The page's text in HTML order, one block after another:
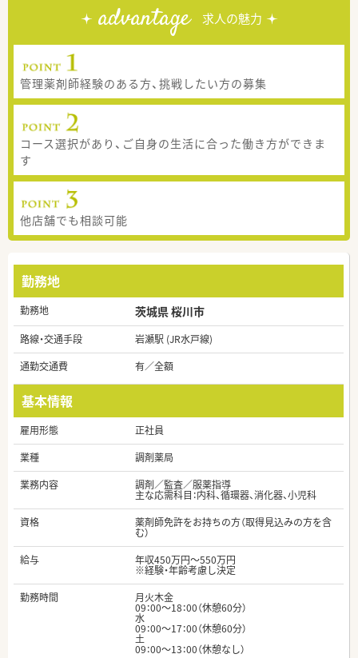
advantage 求人の魅力
管理薬剤師経験のある方、挑戦したい方の募集
コース選択があり、ご自身の生活に合った働き方ができま
す
他店舗でも相談可能
勤務地
勤務地 茨城県 桜川市
路線・交通手段
岩瀬駅 (JR水戸線)
通勤交通費
有／全額
基本情報
雇用形態
正社員
業種
調剤薬局
業務内容
調剤／監査／服薬指導
主な応需科目：内科、循環器、消化器、小児科
資格
薬剤師免許をお持ちの方（取得見込みの方を含
む）
給与
年収450万円～550万円
※経験・年齢考慮し決定
勤務時間
月火木金
09：00～18：00（休憩60分）
水
09：00～17：00（休憩60分）
土
09：00～13：00（休憩なし）